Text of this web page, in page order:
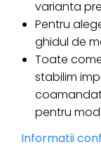
varianta
Pentru
ghidul de
Toate
stabilim
pentru
Informatii